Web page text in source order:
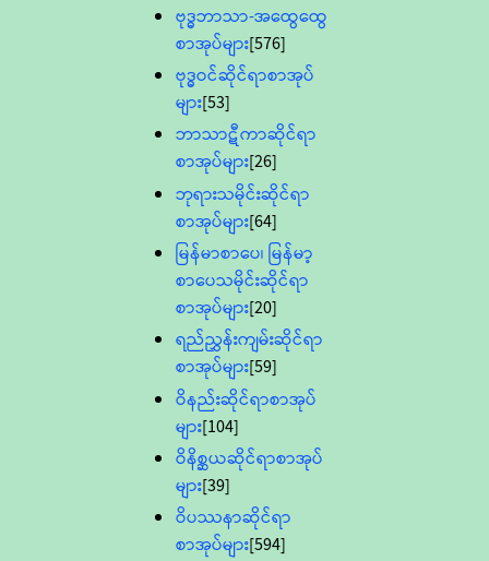
ဗုဒ္ဓဘာသာ-အထွေထွေ
စာအုပ်များ[576]
ဗုဒ္ဓဝင်ဆိုင်ရာစာအုပ်
များ[53]
ဘာသာဋီကာဆိုင်ရာ
စာအုပ်များ[26]
ဘုရားသမိုင်းဆိုင်ရာ
စာအုပ်များ[64]
မြန်မာစာပေ၊ မြန်မာ့
စာပေသမိုင်းဆိုင်ရာ
စာအုပ်များ[20]
ရည်ညွှန်းကျမ်းဆိုင်ရာ
စာအုပ်များ[59]
ဝိနည်းဆိုင်ရာစာအုပ်
များ[104]
ဝိနိစ္ဆယဆိုင်ရာစာအုပ်
များ[39]
ဝိပဿနာဆိုင်ရာ
စာအုပ်များ[594]